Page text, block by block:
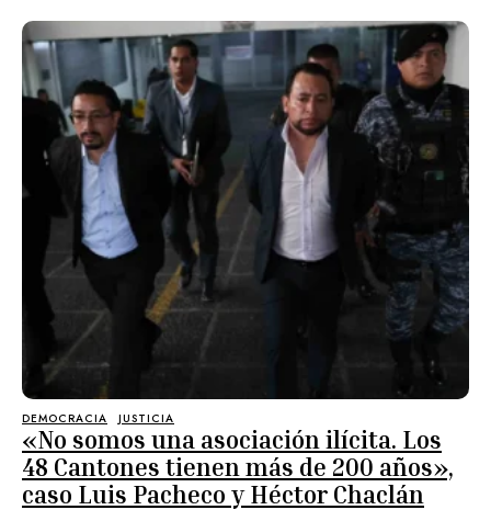
DEMOCRACIA JUSTICIA
«No somos una asociación ilícita. Los
48 Cantones tienen más de 200 años»,
caso Luis Pacheco y Héctor Chaclán